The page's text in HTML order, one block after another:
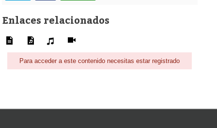
Enlaces relacionados
Para acceder a este contenido necesitas estar registrado